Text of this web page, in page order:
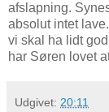
afslapning.
absolut intet
vi skal ha lidt
har Søren lovet
Udgivet: 20:11